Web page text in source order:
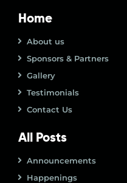
Home
About us
Sponsors & Partners
Gallery
Testimonials
Contact Us
All Posts
Announcements
Happenings